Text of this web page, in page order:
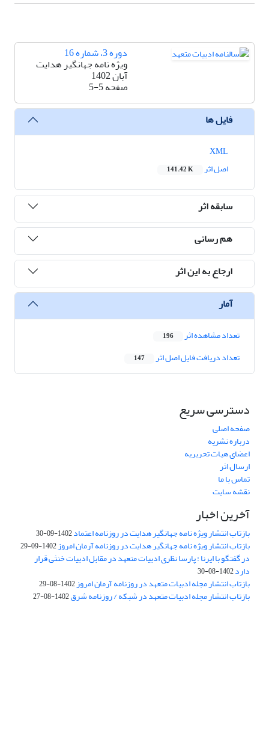
دوره 3، شماره 16
ویژه نامه جهانگیر هدایت
آبان 1402
صفحه5-5
فایل ها
اصل اثر
141.42 K
سابقه اثر
هم رسانی
ارجاع به این اثر
آمار
تعداد مشاهده اثر 196
تعداد دریافت فایل اصل اثر 147
دسترسی سریع
صفحه اصلی
درباره نشریه
اعضای هیات تحریریه
ارسال اثر
تماس با ما
نقشه سایت
آخرین اخبار
بازتاب انتشار ویژه نامه جهانگیر هدایت در روزنامه اعتماد1402-09-30
بازتاب انتشار ویژه نامه جهانگیر هدایت در روزنامه آرمان امروز1402-09-29
در گفتگو با ایرنا : پارسا نظری ادبیات متعهد در مقابل ادبیات خنثی قرار
دارد1402-08-30
بازتاب انتشار مجله ادبیات متعهد در روزنامه آرمان امروز1402-08-29
بازتاب انتشار مجله ادبیات متعهد در شبکه / روزنامه شرق1402-08-27